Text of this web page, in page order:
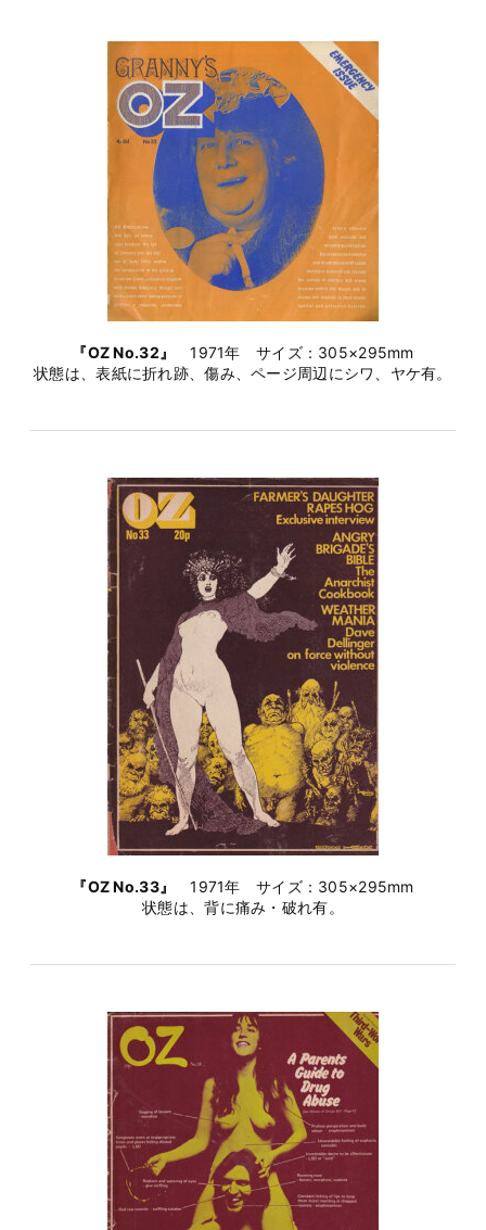
『OZ No.32』
1971年 サイズ：305×295mm
状態は、表紙に折れ跡、傷み、ページ周辺にシワ、ヤケ有。
『OZ No.33』
1971年 サイズ：305×295mm
状態は、背に痛み・破れ有。